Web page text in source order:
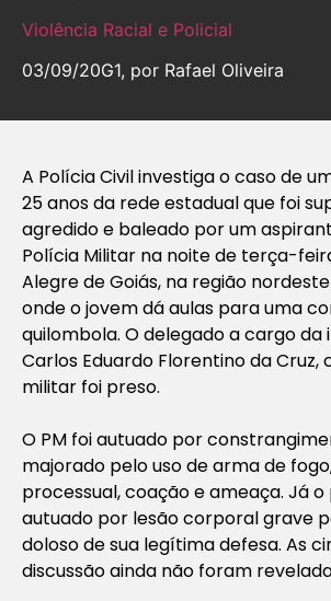
Violência Racial e Policial
03/09/20G1, por Rafael Oliveira
A Polícia Civil investiga o caso de
25 anos da rede estadual que foi
agredido e baleado por um
Polícia Militar na noite de terça-
Alegre de Goiás, na região
onde o jovem dá aulas para uma
quilombola. O delegado a cargo da
Carlos Eduardo Florentino da Cruz,
militar foi preso.
O PM foi autuado por
majorado pelo uso de arma de
processual, coação e ameaça. Já
autuado por lesão corporal grave
doloso de sua legítima defesa. As
discussão ainda não foram